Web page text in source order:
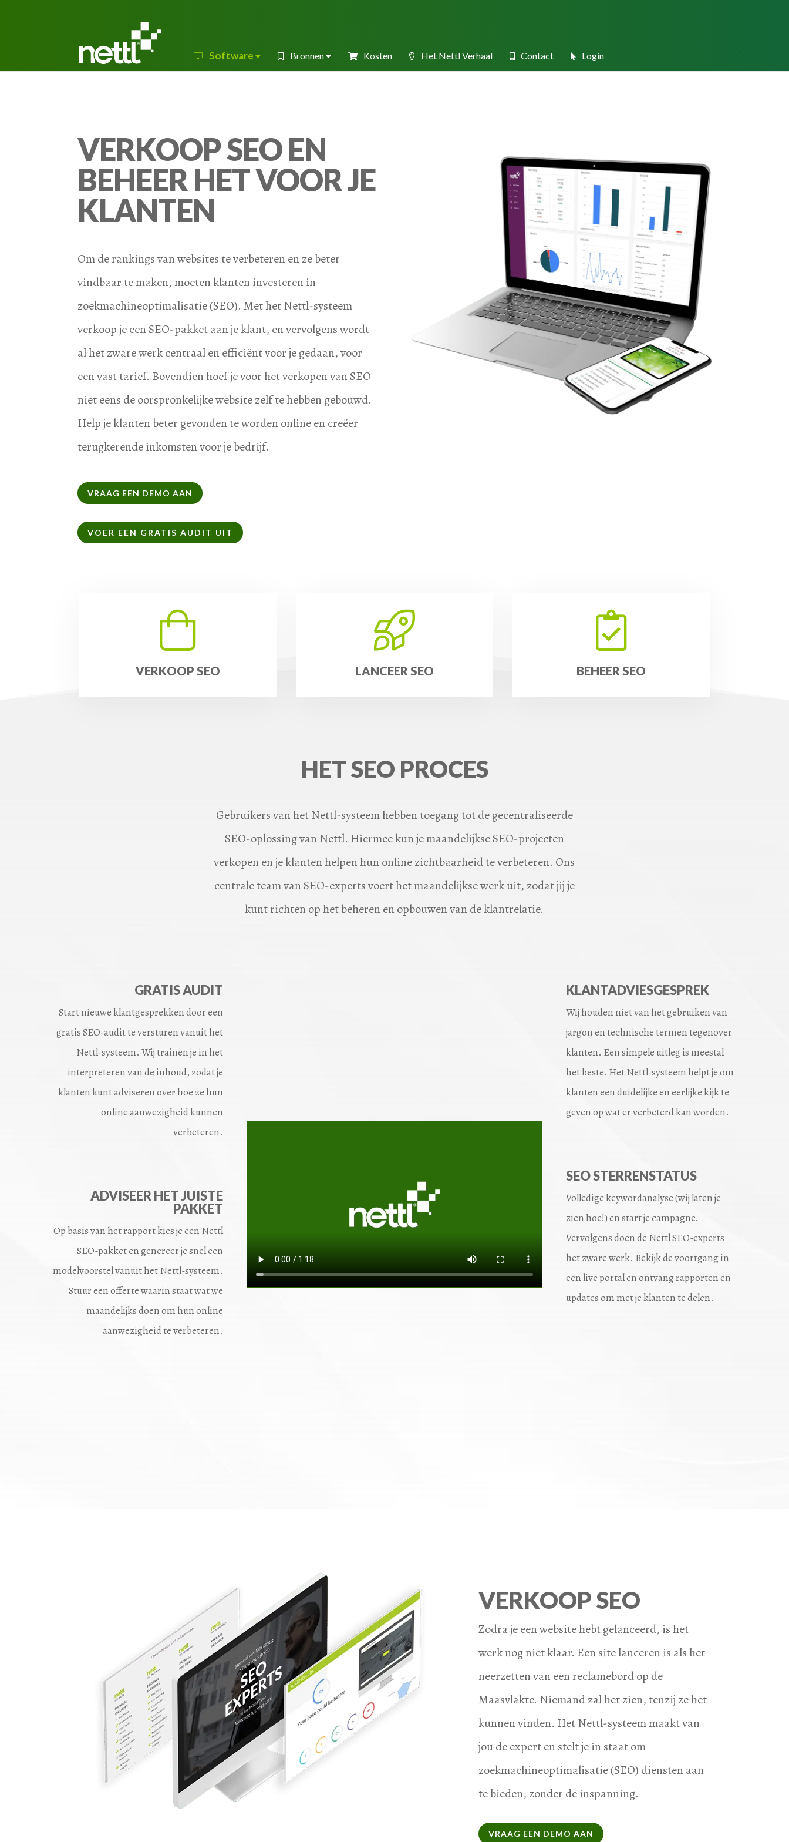
Software Bronnen Kosten Het Nettl Verhaal Contact Login
VERKOOP SEO EN
BEHEER HET VOOR JE
KLANTEN
Om de rankings van websites te verbeteren en ze beter
vindbaar te maken, moeten klanten investeren in
zoekmachineoptimalisatie (SEO). Met het Nettl-systeem
verkoop je een SEO-pakket aan je klant, en vervolgens wordt
al het zware werk centraal en efficiënt voor je gedaan, voor
een vast tarief. Bovendien hoef je voor het verkopen van SEO
niet eens de oorspronkelijke website zelf te hebben gebouwd.
Help je klanten beter gevonden te worden online en creëer
terugkerende inkomsten voor je bedrijf.
VRAAG EEN DEMO AAN
VOER EEN GRATIS AUDIT UIT
VERKOOP SEO LANCEER SEO BEHEER SEO
HET SEO PROCES
Gebruikers van het Nettl-systeem hebben toegang tot de gecentraliseerde
SEO-oplossing van Nettl. Hiermee kun je maandelijkse SEO-projecten
verkopen en je klanten helpen hun online zichtbaarheid te verbeteren. Ons
centrale team van SEO-experts voert het maandelijkse werk uit, zodat jij je
kunt richten op het beheren en opbouwen van de klantrelatie.
GRATIS AUDIT
Start nieuwe klantgesprekken door een
gratis SEO-audit te versturen vanuit het
Nettl-systeem. Wij trainen je in het
interpreteren van de inhoud, zodat je
klanten kunt adviseren over hoe ze hun
online aanwezigheid kunnen
verbeteren.
ADVISEER HET JUISTE
PAKKET
Op basis van het rapport kies je een Nettl
SEO-pakket en genereer je snel een
modelvoorstel vanuit het Nettl-systeem.
Stuur een offerte waarin staat wat we
maandelijks doen om hun online
aanwezigheid te verbeteren.
KLANTADVIESGESPREK
Wij houden niet van het gebruiken van
jargon en technische termen tegenover
klanten. Een simpele uitleg is meestal
het beste. Het Nettl-systeem helpt je om
klanten een duidelijke en eerlijke kijk te
geven op wat er verbeterd kan worden.
SEO STERRENSTATUS
Volledige keywordanalyse (wij laten je
zien hoe!) en start je campagne.
Vervolgens doen de Nettl SEO-experts
het zware werk. Bekijk de voortgang in
een live portal en ontvang rapporten en
updates om met je klanten te delen.
VERKOOP SEO
Zodra je een website hebt gelanceerd, is het
werk nog niet klaar. Een site lanceren is als het
neerzetten van een reclamebord op de
Maasvlakte. Niemand zal het zien, tenzij ze het
kunnen vinden. Het Nettl-systeem maakt van
jou de expert en stelt je in staat om
zoekmachineoptimalisatie (SEO) diensten aan
te bieden, zonder de inspanning.
VRAAG EEN DEMO AAN